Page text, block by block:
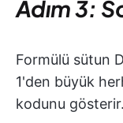
Adım 3:
Formülü sütun
1'den büyük
kodunu gösterir.